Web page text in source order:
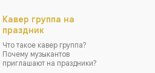
Кавер группа на
праздник
Что такое кавер группа?
Почему музыкантов
приглашают на праздники?